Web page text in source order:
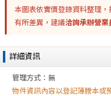
本圖表依實價登錄資料整理
有所差異，建議洽詢承辦營業
詳細資訊
管理方式：無
物件資訊內容以登記簿謄本或